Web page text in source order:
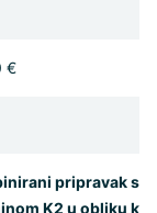
€
pripravak s
K2 u obliku